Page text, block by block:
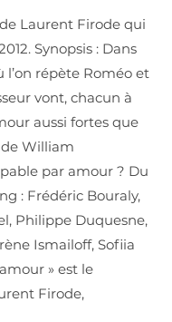
Laurent Firode qui
Synopsis : Dans
répète Roméo et
vont, chacun à
aussi fortes que
de William
par amour ? Du
: Frédéric Bouraly,
Philippe Duquesne,
Ismailoff, Sofiia
» est le
Firode,